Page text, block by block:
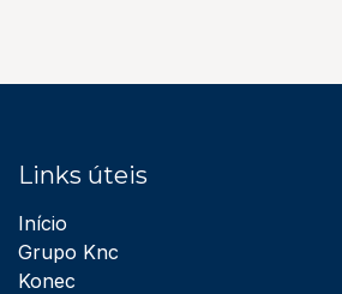
Links úteis
Início
Grupo Knc
Konec